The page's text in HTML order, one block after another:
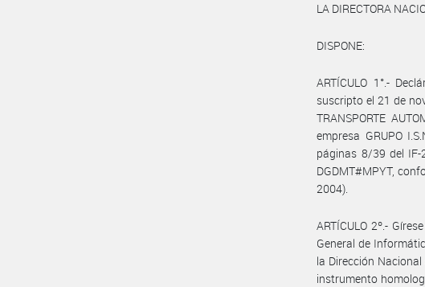
LA DIRECTORA
DISPONE:
ARTÍCULO 1°.-
suscripto el 21 de
TRANSPORTE
empresa GRUPO
páginas 8/39 del IF-
DGDMT#MPYT,
2004).
ARTÍCULO 2º.-
General de
la Dirección
instrumento